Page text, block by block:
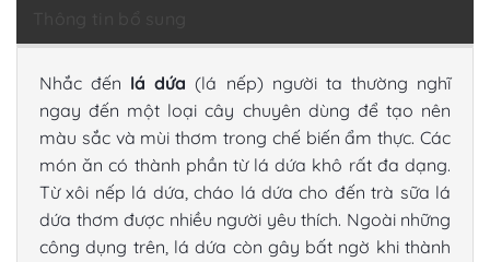
Nhắc đến lá dứa (lá nếp) người ta thường nghĩ
ngay đến một loại cây chuyên dùng để tạo nên
màu sắc và mùi thơm trong chế biến ẩm thực. Các
món ăn có thành phần từ lá dứa khô rất đa dạng.
Từ xôi nếp lá dứa, cháo lá dứa cho đến trà sữa lá
dứa thơm được nhiều người yêu thích. Ngoài những
công dụng trên, lá dứa còn gây bất ngờ khi thành